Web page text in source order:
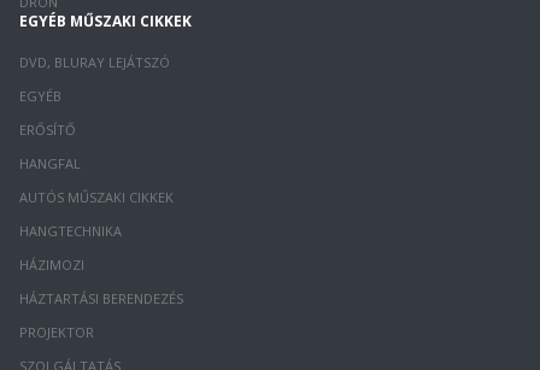
EGYÉB MŰSZAKI CIKKEK
DVD, BLURAY LEJÁTSZÓ
EGYÉB
ERŐSÍTŐ
HANGFAL
AUTÓS MŰSZAKI CIKKEK
HANGTECHNIKA
HÁZIMOZI
HÁZTARTÁSI BERENDEZÉS
PROJEKTOR
SZOLGÁLTATÁS